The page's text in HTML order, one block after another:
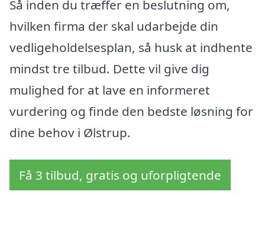
Så inden du træffer en beslutning om,
hvilken firma der skal udarbejde din
vedligeholdelsesplan, så husk at indhente
mindst tre tilbud. Dette vil give dig
mulighed for at lave en informeret
vurdering og finde den bedste løsning for
dine behov i Ølstrup.
Få 3 tilbud, gratis og uforpligtende